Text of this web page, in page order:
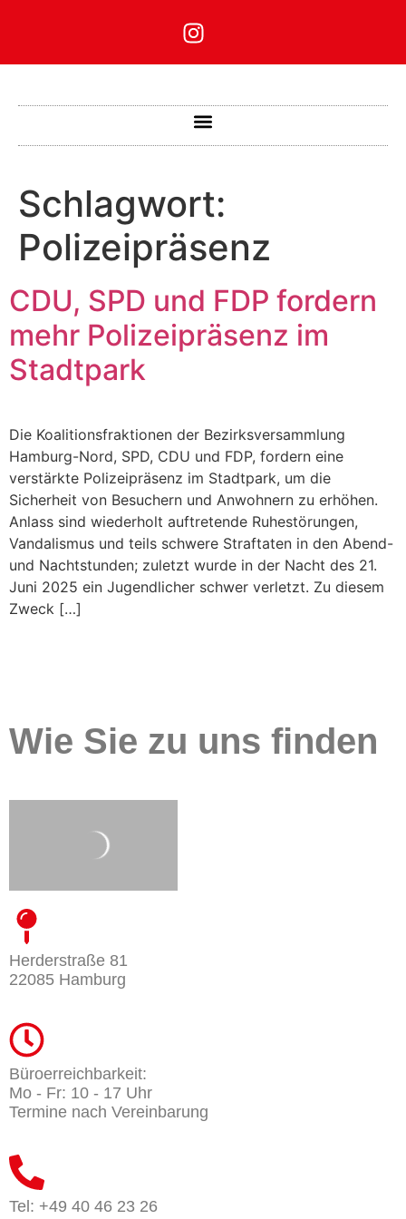
Schlagwort:
Polizeipräsenz
CDU, SPD und FDP fordern
mehr Polizeipräsenz im
Stadtpark
Die Koalitionsfraktionen der Bezirksversammlung
Hamburg-Nord, SPD, CDU und FDP, fordern eine
verstärkte Polizeipräsenz im Stadtpark, um die
Sicherheit von Besuchern und Anwohnern zu erhöhen.
Anlass sind wiederholt auftretende Ruhestörungen,
Vandalismus und teils schwere Straftaten in den Abend-
und Nachtstunden; zuletzt wurde in der Nacht des 21.
Juni 2025 ein Jugendlicher schwer verletzt. Zu diesem
Zweck […]
Wie Sie zu uns finden
Herderstraße 81
22085 Hamburg
Büroerreichbarkeit:
Mo - Fr: 10 - 17 Uhr
Termine nach Vereinbarung
Tel: +49 40 46 23 26